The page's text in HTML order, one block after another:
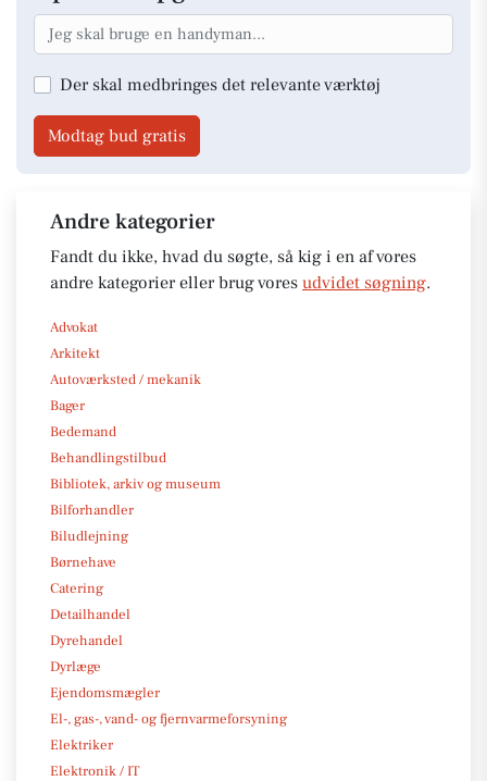
Der skal medbringes det relevante værktøj
Modtag bud gratis
Andre kategorier
Fandt du ikke, hvad du søgte, så kig i en af vores
andre kategorier eller brug vores udvidet søgning.
Advokat
Arkitekt
Autoværksted / mekanik
Bager
Bedemand
Behandlingstilbud
Bibliotek, arkiv og museum
Bilforhandler
Biludlejning
Børnehave
Catering
Detailhandel
Dyrehandel
Dyrlæge
Ejendomsmægler
El-, gas-, vand- og fjernvarmeforsyning
Elektriker
Elektronik / IT